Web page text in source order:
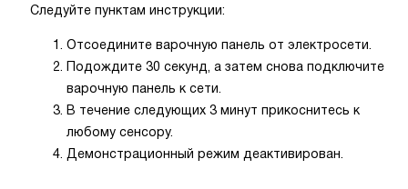
Следуйте пунктам инструкции:
Отсоедините варочную панель от электросети.
Подождите 30 секунд, а затем снова подключите
варочную панель к сети.
В течение следующих 3 минут прикоснитесь к
любому сенсору.
Демонстрационный режим деактивирован.